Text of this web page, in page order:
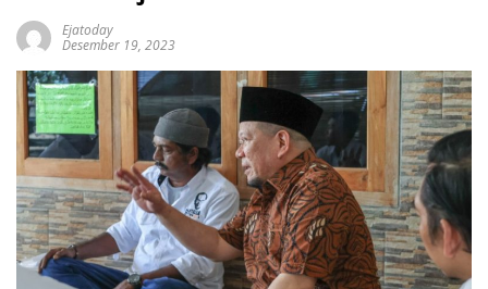
Ejatoday
Desember 19, 2023